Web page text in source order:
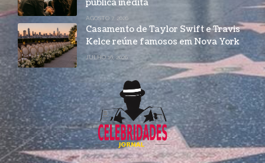
pública inédita
AGOSTO 7, 2026
Casamento de Taylor Swift e Travis
Kelce reúne famosos em Nova York
JULHO 16, 2026